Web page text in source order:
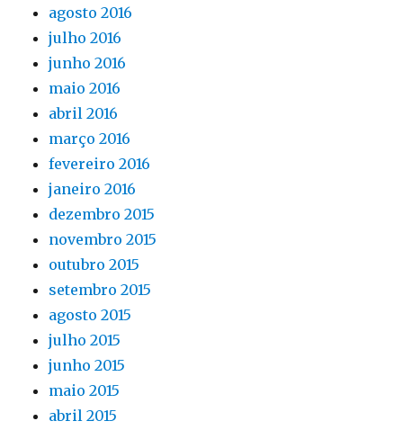
agosto 2016
julho 2016
junho 2016
maio 2016
abril 2016
março 2016
fevereiro 2016
janeiro 2016
dezembro 2015
novembro 2015
outubro 2015
setembro 2015
agosto 2015
julho 2015
junho 2015
maio 2015
abril 2015